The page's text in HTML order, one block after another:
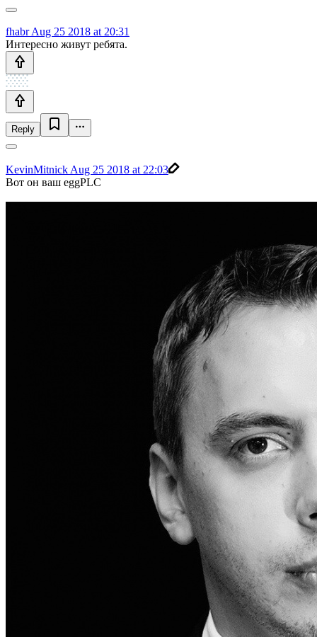
fhabrAug 25 2018 at 20:31
Интересно живут ребята.
Reply
KevinMitnick Aug 25 2018 at 22:03
Вот он ваш eggPLC